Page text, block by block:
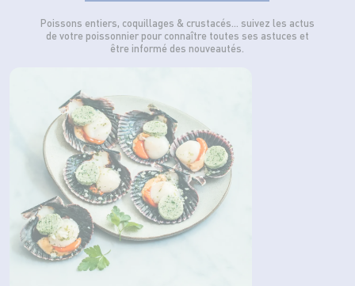
Poissons entiers, coquillages & crustacés… suivez les actus
de votre poissonnier pour connaître toutes ses astuces et
être informé des nouveautés.